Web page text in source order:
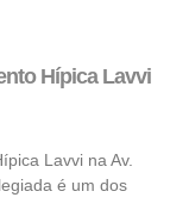
Hípica Lavvi
Lavvi na Av.
é um dos